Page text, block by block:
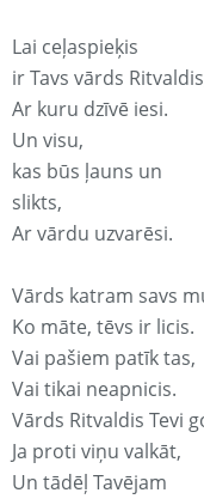
Lai ceļaspieķis
ir Tavs vārds
Ar kuru dzīvē iesi.
Un visu,
kas būs ļauns un
slikts,
Ar vārdu uzvarēsi.
Vārds katram savs
Ko māte, tēvs ir licis.
Vai pašiem patīk tas,
Vai tikai neapnicis.
Vārds Ritvaldis Tevi
Ja proti viņu valkāt,
Un tādēļ Tavējam